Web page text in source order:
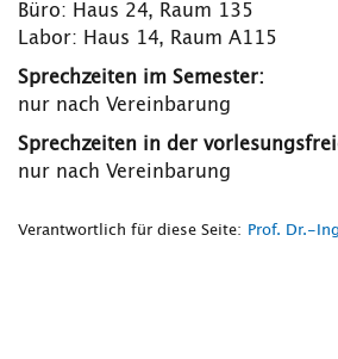
Büro: Haus 24, Raum 135
Labor: Haus 14, Raum A115
Sprechzeiten im Semester:
nur nach Vereinbarung
Sprechzeiten in der
nur nach Vereinbarung
Verantwortlich für diese Seite: Prof. Dr.-